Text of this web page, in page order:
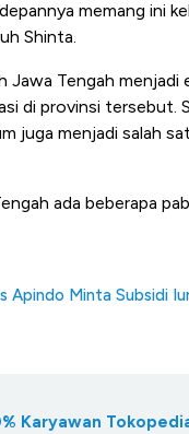
memang ini
Shinta.
Jawa Tengah
di provinsi tersebut.
juga menjadi salah
ada beberapa
Apindo Minta Subsidi
Karyawan